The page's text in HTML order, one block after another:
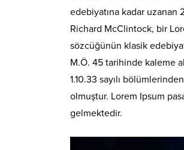
edebiyatına kadar uzanan
Richard McClintock, bir
sözcüğünün klasik
M.Ö. 45 tarihinde kaleme
1.10.33 sayılı
olmuştur. Lorem Ipsum
gelmektedir.